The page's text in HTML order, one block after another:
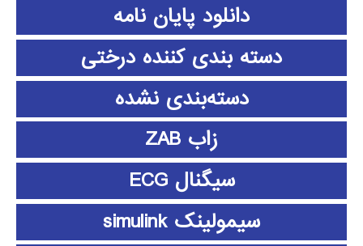
دانلود پايان نامه
دسته بندی کننده درختی
دسته‌بندی نشده
زاب ZAB
سیگنال ECG
سیمولینک simulink